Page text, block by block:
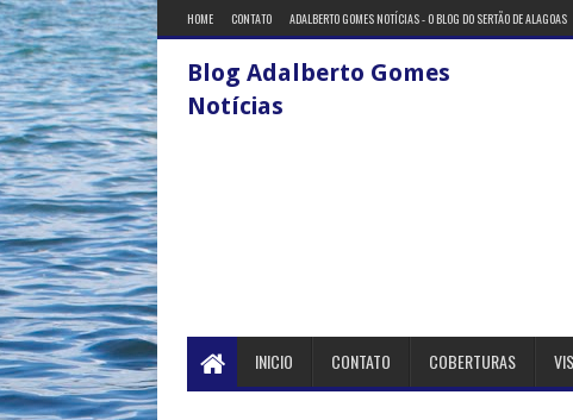
HOME CONTATO ADALBERTO GOMES NOTÍCIAS - O BLOG DO SERTÃO DE ALAGOAS
Blog Adalberto Gomes
Notícias
INICIO CONTATO COBERTURAS